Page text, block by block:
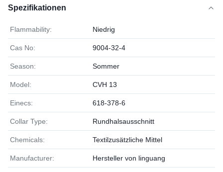
Spezifikationen
Flammability: Niedrig
Cas No: 9004-32-4
Season: Sommer
Model: CVH 13
Einecs: 618-378-6
Collar Type: Rundhalsausschnitt
Chemicals: Textilzusätzliche Mittel
Manufacturer: Hersteller von linguang